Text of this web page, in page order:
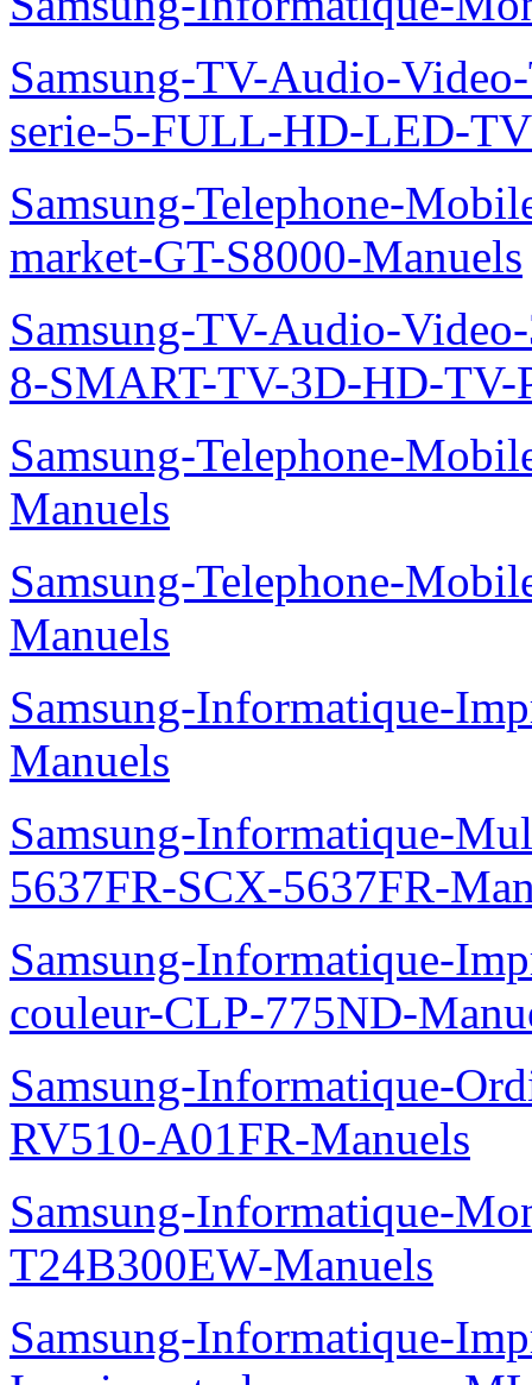
Samsung-TV-Audio-
serie-5-FULL-HD-LED-
Samsung-Telephone-
market-GT-S8000-Manuels
Samsung-TV-Audio-
8-SMART-TV-3D-HD-TV-
Samsung-Telephone-
Manuels
Samsung-Telephone-
Manuels
Samsung-Informatique-
Manuels
Samsung-Informatique-
5637FR-SCX-5637FR-
Samsung-Informatique-
couleur-CLP-775ND-
Samsung-Informatique-
RV510-A01FR-Manuels
Samsung-Informatique-
T24B300EW-Manuels
Samsung-Informatique-